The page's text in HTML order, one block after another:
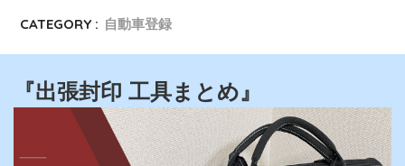
CATEGORY : 自動車登録
『出張封印 工具まとめ』